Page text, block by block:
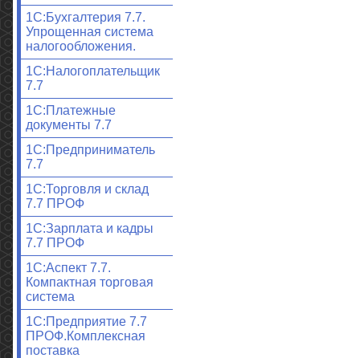
1С:Бухгалтерия 7.7.
Упрощенная система
налогообложения.
1С:Налогоплательщик
7.7
1С:Платежные
документы 7.7
1С:Предприниматель
7.7
1С:Торговля и склад
7.7 ПРОФ
1С:Зарплата и кадры
7.7 ПРОФ
1С:Аспект 7.7.
Компактная торговая
система
1С:Предприятие 7.7
ПРОФ.Комплексная
поставка